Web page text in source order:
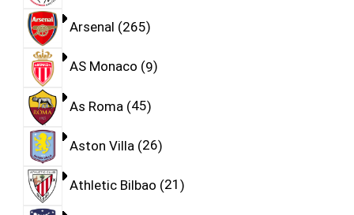
Arsenal 265
AS Monaco 9
As Roma 45
Aston Villa 26
Athletic Bilbao 21